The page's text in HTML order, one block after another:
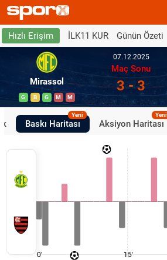
Hızlı Erişim İLK11 KUR Günün Özeti
Mirassol
G B G M M
07.12.2025
Maç Sonu
3 - 3
Baskı Haritası
Yeni
Aksiyon Haritası
Yeni
0' 15'